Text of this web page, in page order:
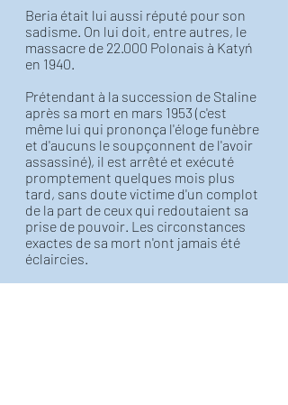
Beria était lui aussi réputé pour son
sadisme. On lui doit, entre autres, le
massacre de 22.000 Polonais à Katyń
en 1940.
Prétendant à la succession de Staline
après sa mort en mars 1953 (c'est
même lui qui prononça l'éloge funèbre
et d'aucuns le soupçonnent de l'avoir
assassiné), il est arrêté et exécuté
promptement quelques mois plus
tard, sans doute victime d'un complot
de la part de ceux qui redoutaient sa
prise de pouvoir. Les circonstances
exactes de sa mort n'ont jamais été
éclaircies.